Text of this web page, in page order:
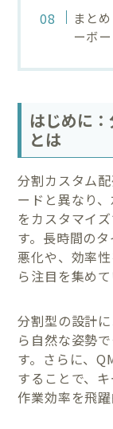
まと
ーボ
はじめに
とは
分割カスタム
ードと異なり
をカスタマイ
す。長時間の
悪化や、効率
ら注目を集めて
分割型の設計
ら自然な姿勢
す。さらに、
することで、
作業効率を飛